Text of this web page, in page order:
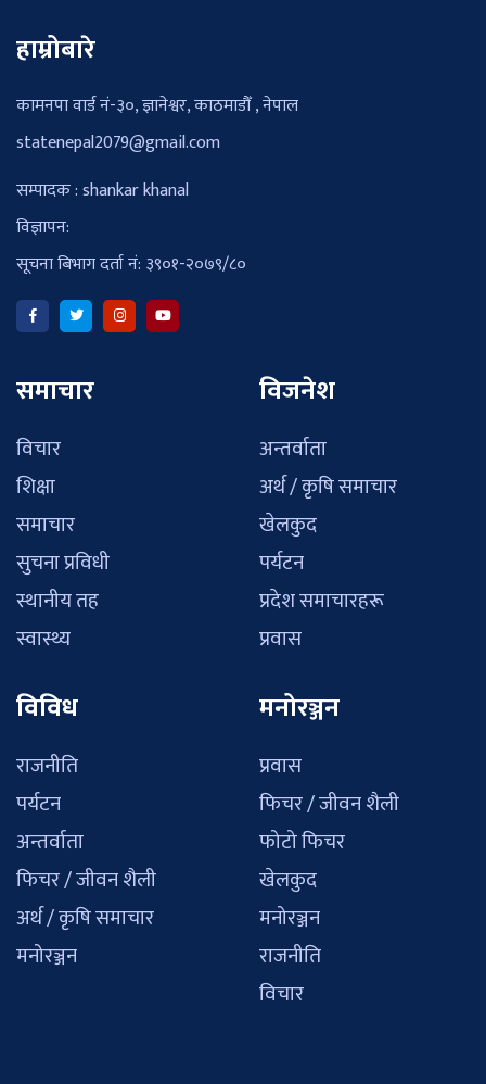
हाम्रोबारे
कामनपा वार्ड नं-३०, ज्ञानेश्वर, काठमाडौँ , नेपाल
statenepal2079@gmail.com
सम्पादक : shankar khanal
विज्ञापन:
सूचना बिभाग दर्ता नं: ३९०१-२०७९/८०
समाचार
विचार
शिक्षा
समाचार
सुचना प्रविधी
स्थानीय तह
स्वास्थ्य
विजनेश
अन्तर्वाता
अर्थ / कृषि समाचार
खेलकुद
पर्यटन
प्रदेश समाचारहरू
प्रवास
विविध
राजनीति
पर्यटन
अन्तर्वाता
फिचर / जीवन शैली
अर्थ / कृषि समाचार
मनोरञ्जन
मनोरञ्जन
प्रवास
फिचर / जीवन शैली
फोटो फिचर
खेलकुद
मनोरञ्जन
राजनीति
विचार